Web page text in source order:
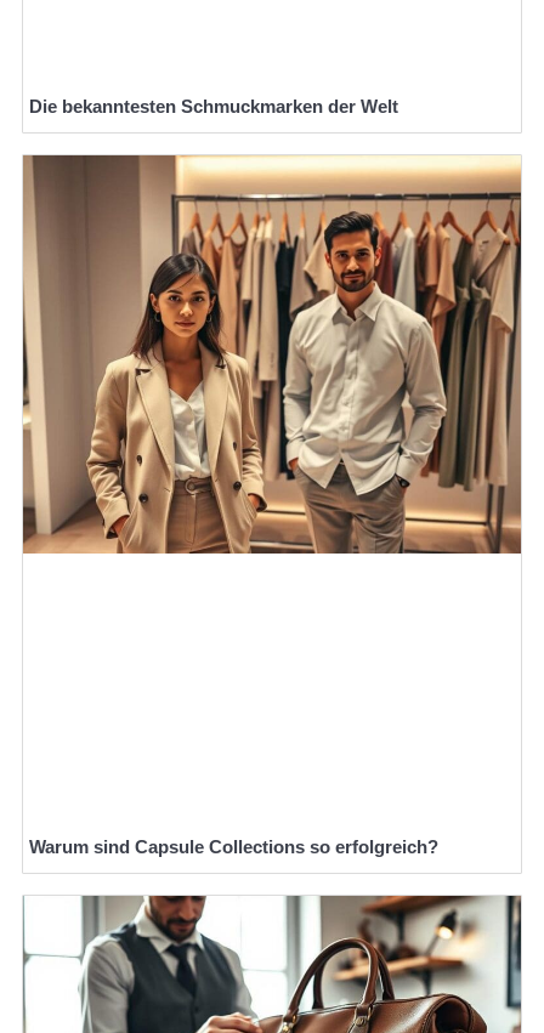
Die bekanntesten Schmuckmarken der Welt
Warum sind Capsule Collections so erfolgreich?